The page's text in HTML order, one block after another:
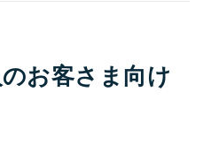
お客さま向け